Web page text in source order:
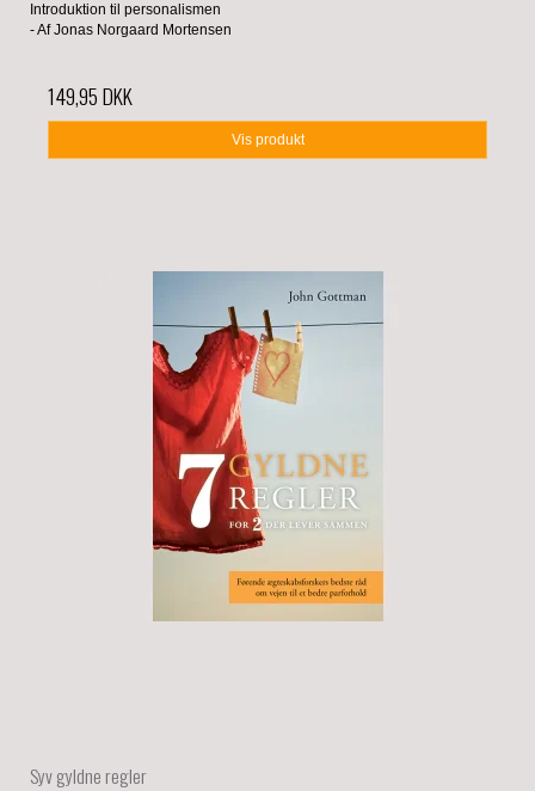
Introduktion til personalismen
- Af Jonas Norgaard Mortensen
149,95 DKK
Vis produkt
Syv gyldne regler